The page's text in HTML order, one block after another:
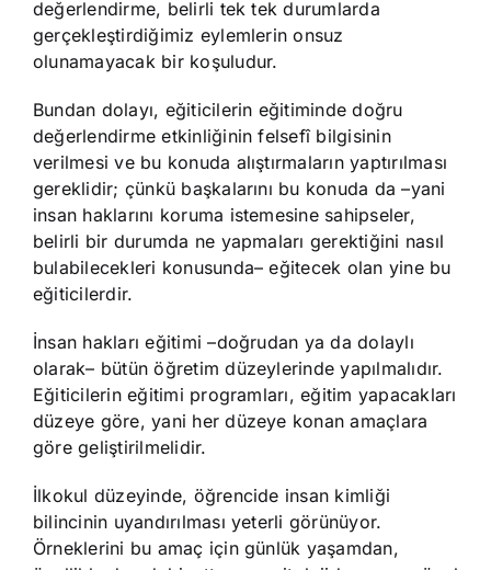
değerlendirme, belirli tek tek durumlarda
gerçekleştirdiğimiz eylemlerin onsuz
olunamayacak bir koşuludur.
Bundan dolayı, eğiticilerin eğitiminde doğru
değerlendirme etkinliğinin felsefî bilgisinin
verilmesi ve bu konuda alıştırmaların yaptırılması
gereklidir; çünkü başkalarını bu konuda da –yani
insan haklarını koruma istemesine sahipseler,
belirli bir durumda ne yapmaları gerektiğini nasıl
bulabilecekleri konusunda– eğitecek olan yine bu
eğiticilerdir.
İnsan hakları eğitimi –doğrudan ya da dolaylı
olarak– bütün öğretim düzeylerinde yapılmalıdır.
Eğiticilerin eğitimi programları, eğitim yapacakları
düzeye göre, yani her düzeye konan amaçlara
göre geliştirilmelidir.
İlkokul düzeyinde, öğrencide insan kimliği
bilincinin uyandırılması yeterli görünüyor.
Örneklerini bu amaç için günlük yaşamdan,